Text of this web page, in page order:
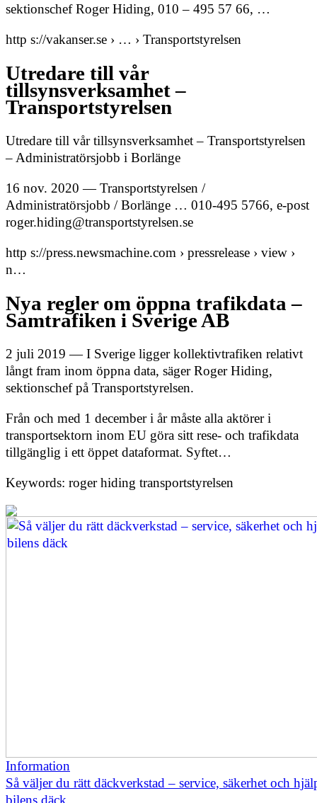
sektionschef Roger Hiding, 010 – 495 57 66, …
http s://vakanser.se › … › Transportstyrelsen
Utredare till vår
tillsynsverksamhet –
Transportstyrelsen
Utredare till vår tillsynsverksamhet – Transportstyrelsen
– Administratörsjobb i Borlänge
16 nov. 2020 — Transportstyrelsen /
Administratörsjobb / Borlänge … 010-495 5766, e-post
roger.hiding@transportstyrelsen.se
http s://press.newsmachine.com › pressrelease › view ›
n…
Nya regler om öppna trafikdata –
Samtrafiken i Sverige AB
2 juli 2019 — I Sverige ligger kollektivtrafiken relativt
långt fram inom öppna data, säger Roger Hiding,
sektionschef på Transportstyrelsen.
Från och med 1 december i år måste alla aktörer i
transportsektorn inom EU göra sitt rese- och trafikdata
tillgänglig i ett öppet dataformat. Syftet…
Keywords: roger hiding transportstyrelsen
Information
Så väljer du rätt däckverkstad – service, säkerhet och